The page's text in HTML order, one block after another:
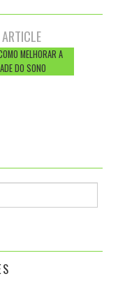
MELHORAR A
DO SONO